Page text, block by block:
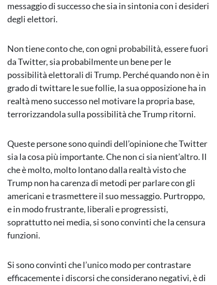
messaggio di successo che sia in sintonia con i desideri
degli elettori.
Non tiene conto che, con ogni probabilità, essere fuori
da Twitter, sia probabilmente un bene per le
possibilità elettorali di Trump. Perché quando non è in
grado di twittare le sue follie, la sua opposizione ha in
realtà meno successo nel motivare la propria base,
terrorizzandola sulla possibilità che Trump ritorni.
Queste persone sono quindi dell’opinione che Twitter
sia la cosa più importante. Che non ci sia nient’altro. Il
che è molto, molto lontano dalla realtà visto che
Trump non ha carenza di metodi per parlare con gli
americani e trasmettere il suo messaggio. Purtroppo,
e in modo frustrante, liberali e progressisti,
soprattutto nei media, si sono convinti che la censura
funzioni.
Si sono convinti che l’unico modo per contrastare
efficacemente i discorsi che considerano negativi, è di